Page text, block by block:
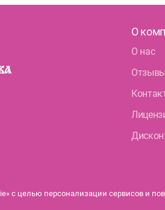
О
О нас
Отзывы
с целью персонализации сервисов и